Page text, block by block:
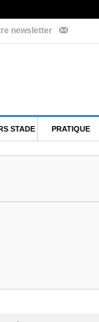
newsletter
STADE PRATIQUE